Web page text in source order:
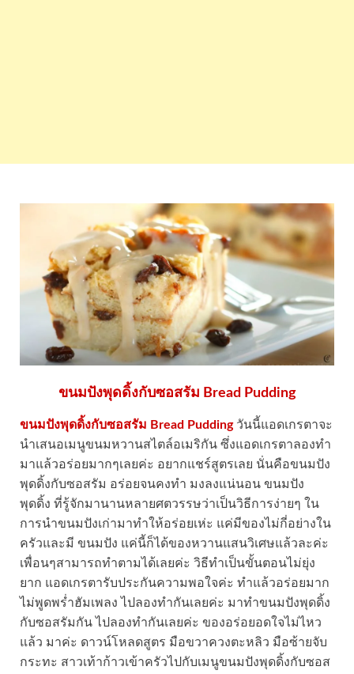
ขนมปังพุดดิ้งกับซอสรัม Bread Pudding
ขนมปังพุดดิ้งกับซอสรัม Bread Pudding วันนี้แอดเกรตาจะ
นำเสนอเมนูขนมหวานสไตล์อเมริกัน ซึ่งแอดเกรตาลองทำ
มาแล้วอร่อยมากๆเลยค่ะ อยากแชร์สูตรเลย นั่นคือขนมปัง
พุดดิ้งกับซอสรัม อร่อยจนคงทำ มงลงแน่นอน ขนมปัง
พุดดิ้ง ที่รู้จักมานานหลายศตวรรษว่าเป็นวิธีการง่ายๆ ใน
การนำขนมปังเก่ามาทำให้อร่อยเห่ะ แค่มีของไม่กี่อย่างใน
ครัวและมี ขนมปัง แค่นี้ก็ได้ของหวานแสนวิเศษแล้วละค่ะ
เพื่อนๆสามารถทำตามได้เลยค่ะ วิธีทำเป็นขั้นตอนไม่ยุ่ง
ยาก แอดเกรตารับประกันความพอใจค่ะ ทำแล้วอร่อยมาก
ไม่พูดพร่ำฮัมเพลง ไปลองทำกันเลยค่ะ มาทำขนมปังพุดดิ้ง
กับซอสรัมกัน ไปลองทำกันเลยค่ะ ของอร่อยอดใจไม่ไหว
แล้ว มาค่ะ ดาวน์โหลดสูตร มือขวาควงตะหลิว มือซ้ายจับ
กระทะ สาวเท้าก้าวเข้าครัวไปกับเมนูขนมปังพุดดิ้งกับซอส